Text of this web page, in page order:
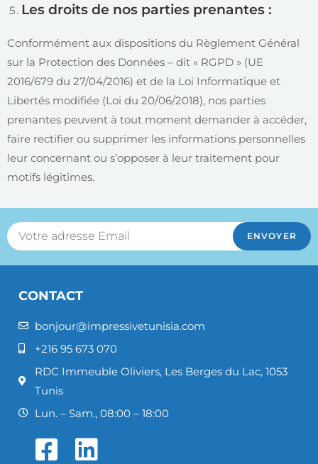
Les droits de nos parties prenantes :
Conformément aux dispositions du Règlement Général
sur la Protection des Données – dit « RGPD » (UE
2016/679 du 27/04/2016) et de la Loi Informatique et
Libertés modifiée (Loi du 20/06/2018), nos parties
prenantes peuvent à tout moment demander à accéder,
faire rectifier ou supprimer les informations personnelles
leur concernant ou s’opposer à leur traitement pour
motifs légitimes.
ENVOYER
CONTACT
bonjour@impressivetunisia.com
+216 95 673 070
RDC Immeuble Oliviers, Les Berges du Lac, 1053
Tunis
Lun. – Sam., 08:00 – 18:00